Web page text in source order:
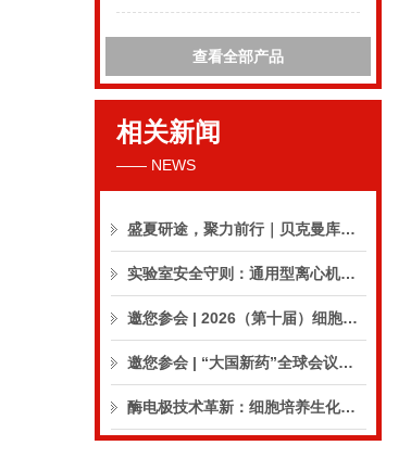
查看全部产品
相关新闻
—— NEWS
盛夏研途，聚力前行｜贝克曼库尔特生命科学8月活动预告
实验室安全守则：通用型离心机操作与保养的10个要点
邀您参会 | 2026（第十届）细胞外囊泡合规与临床应用大会
邀您参会 | “大国新药”全球会议（CPIC2026）
酶电极技术革新：细胞培养生化分析仪实现精准在线监测